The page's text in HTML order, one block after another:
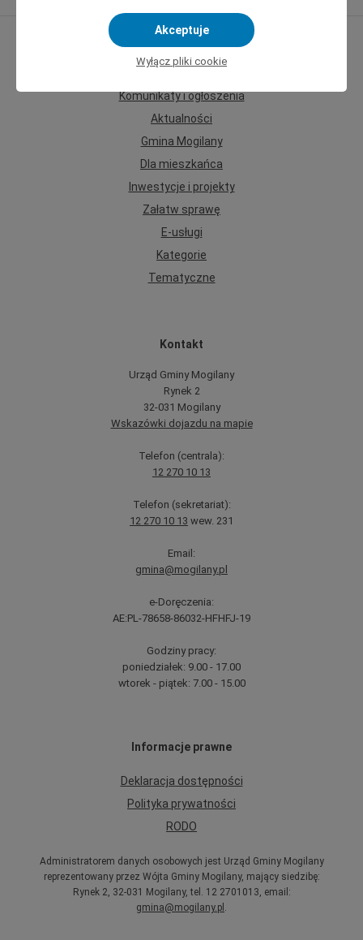
Mapa strony
Komunikaty i ogłoszenia
Aktualności
Gmina Mogilany
Dla mieszkańca
Inwestycje i projekty
Załatw sprawę
E-usługi
Kategorie
Tematyczne
Kontakt
Urząd Gminy Mogilany
Rynek 2
32-031 Mogilany
Wskazówki dojazdu na mapie
Telefon (centrala):
12 270 10 13
Telefon (sekretariat):
12 270 10 13 wew. 231
Email:
gmina@mogilany.pl
e-Doręczenia:
AE:PL-78658-86032-HFHFJ-19
Godziny pracy:
poniedziałek: 9.00 - 17.00
wtorek - piątek: 7.00 - 15.00
Informacje prawne
Deklaracja dostępności
Polityka prywatności
RODO
Administratorem danych osobowych jest Urząd Gminy Mogilany
reprezentowany przez Wójta Gminy Mogilany, mający siedzibę:
Rynek 2, 32-031 Mogilany, tel. 12 2701013, email:
gmina@mogilany.pl .
Akceptuje
Wyłącz pliki cookie